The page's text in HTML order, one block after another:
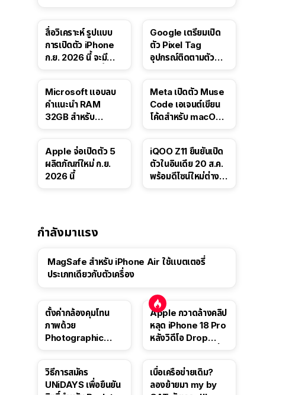
สื่อวิเคราะห์ รูปแบบ
การเปิดตัว iPhone
ก.ย. 2026 นี้ จะมี
Google เตรียมเปิด
ตัว Pixel Tag
อุปกรณ์ติดตามตัว
Microsoft แอบลบ
คำแนะนำ RAM
32GB สำหรับ
Meta เปิดตัว Muse
Code เอเจนต์เขียน
โค้ดสำหรับ macOS
Apple จ่อเปิดตัว 5
ผลิตภัณฑ์ใหม่ ก.ย.
2026 นี้
iQOO Z11 ยืนยันเปิด
ตัวในอินเดีย 20 ส.ค.
พร้อมดีไซน์ใหม่ต่าง
กำลังมาแรง
MagSafe สำหรับ iPhone Air ใช้แบตเตอรี่
ประเภทเดียวกับตัวเครื่อง
ตั้งค่ากล้องคุมโทน
ภาพด้วย
Photographic
Apple กวาดล้างคลิป
หลุด iPhone 18 Pro
หลังวิดีโอ Drop
วิธีการสมัคร
UNiDAYS เพื่อยืนยัน
เบื่อเครือข่ายเดิม?
ลองย้ายมา my by